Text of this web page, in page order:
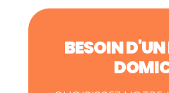
BESOIN